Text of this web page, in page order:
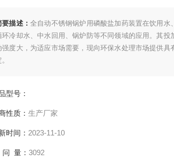
要描述： 全自动不锈钢锅炉用磷酸盐加药装置在饮用
环冷却水、中水回用、锅炉防等不同领域的应用。其
强度大，为适应市场需要，现向环保水处理市场提供
型号：
性质： 生产厂家
时间： 2023-11-10
量： 3092